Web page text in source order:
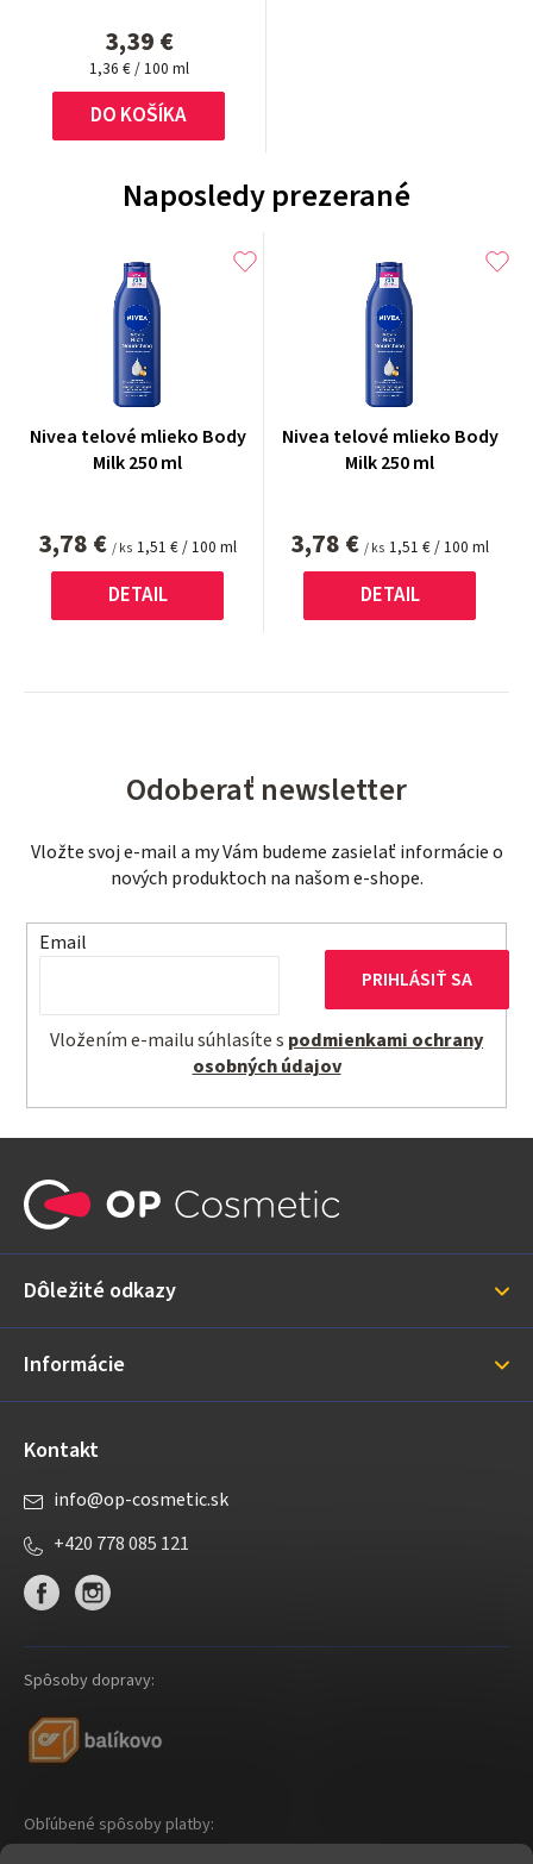
3,39 €
Jednotková
cena:
1,36 € / 100 ml
DO KOŠÍKA
Naposledy prezerané
Nivea telové mlieko Body
Milk 250 ml
3,78 € / ks Jednotková
cena:
1,51 € / 100 ml
DETAIL
Nivea telové mlieko Body
Milk 250 ml
3,78 € / ks Jednotková
cena:
1,51 € / 100 ml
DETAIL
Odoberať newsletter
Vložte svoj e-mail a my Vám budeme zasielať informácie o
nových produktoch na našom e-shope.
Email
Vložením e-mailu súhlasíte s podmienkami ochrany
osobných údajov
PRIHLÁSIŤ SA
ä
i
Dôležité odkazy
Informácie
Kontakt
info@op-cosmetic.sk
+420 778 085 121
Spôsoby dopravy:
Obľúbené spôsoby platby: